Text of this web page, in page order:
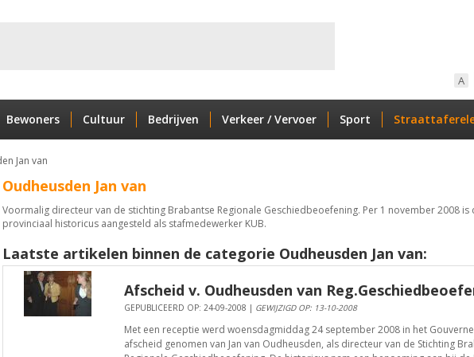
A
Bewoners Cultuur Bedrijven Verkeer / Vervoer Sport
Jan van
Oudheusden Jan van
Voormalig directeur van de stichting Brabantse Regionale Geschiedbeoefening. Per 1 november 2008 is
provinciaal historicus aangesteld als stafmedewerker KUB.
Laatste artikelen binnen de categorie Oudheusden Jan van:
Afscheid v. Oudheusden van
GEPUBLICEERD OP: 24-09-2008 | GEWIJZIGD OP: 13-10-2008
Met een receptie werd woensdagmiddag 24 september 2008 in het
afscheid genomen van Jan van Oudheusden, als directeur van de Stichting